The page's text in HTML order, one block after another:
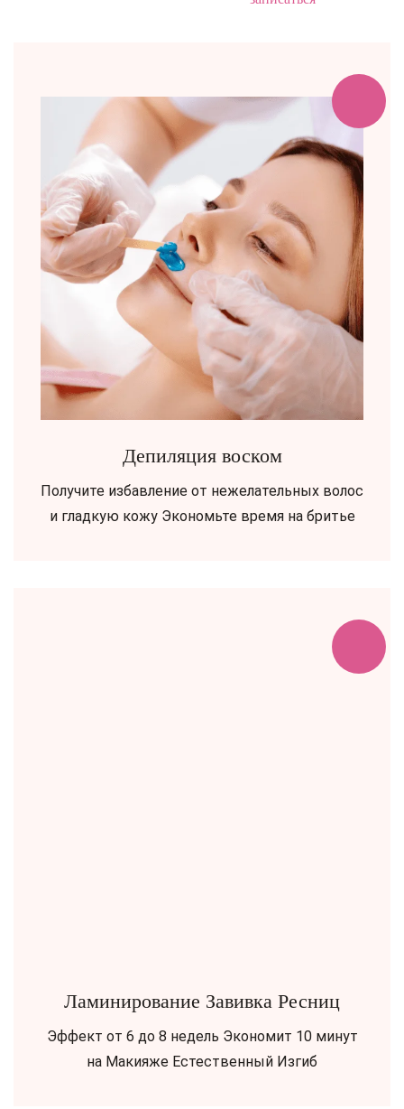
Депиляция воском
Получите избавление от нежелательных волос
и гладкую кожу Экономьте время на бритье
Ламинирование Завивка Ресниц
Эффект от 6 до 8 недель Экономит 10 минут
на Макияже Естественный Изгиб